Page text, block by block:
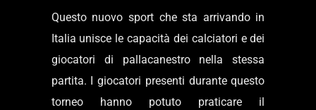
Questo nuovo sport che sta arrivando in
Italia unisce le capacità dei calciatori e dei
giocatori di pallacanestro nella stessa
partita. I giocatori presenti durante questo
torneo hanno potuto praticare il